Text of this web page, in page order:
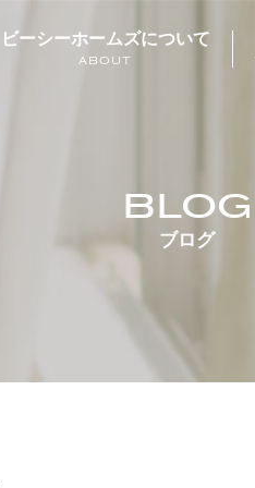
ビーシーホームズについて
ABOUT
BLOG
ブログ